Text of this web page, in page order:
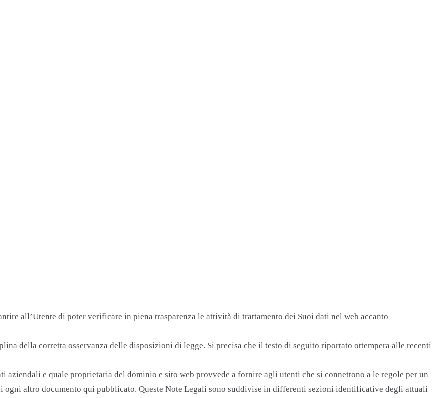
all’Utente di poter verificare in piena trasparenza le attività di trattamento dei Suoi dati nel web accanto
della corretta osservanza delle disposizioni di legge. Si precisa che il testo di seguito riportato ottempera alle recenti
aziendali e quale proprietaria del dominio e sito web provvede a fornire agli utenti che si connettono a le regole per un
ogni altro documento qui pubblicato. Queste Note Legali sono suddivise in differenti sezioni identificative degli attuali